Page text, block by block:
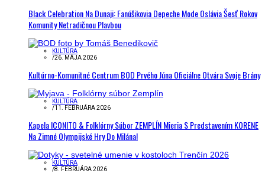
Black Celebration Na Dunaji: Fanúšikovia Depeche Mode Oslávia Šesť Rokov
Komunity Netradičnou Plavbou
KULTÚRA
/26. MÁJA 2026
Kultúrno-Komunitné Centrum BOD Prvého Júna Oficiálne Otvára Svoje Brány
KULTÚRA
/11. FEBRUÁRA 2026
Kapela ICONITO & Folklórny Súbor ZEMPLÍN Mieria S Predstavením KORENE
Na Zimné Olympijské Hry Do Milána!
KULTÚRA
/8. FEBRUÁRA 2026